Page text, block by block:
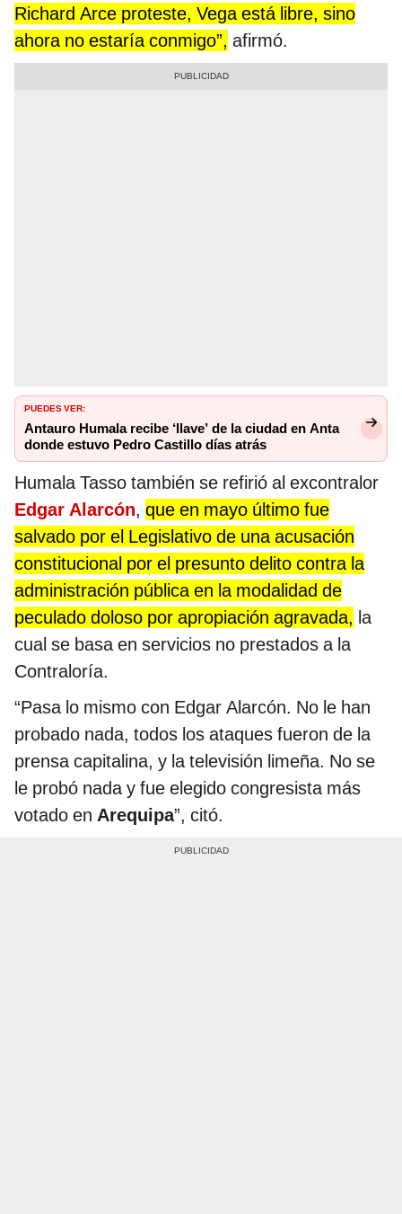
Richard Arce proteste, Vega está libre, sino
ahora no estaría conmigo”, afirmó.
PUEDES VER:
Antauro Humala recibe ‘llave’ de la ciudad en Anta
donde estuvo Pedro Castillo días atrás
Humala Tasso también se refirió al excontralor
Edgar Alarcón, que en mayo último fue
salvado por el Legislativo de una acusación
constitucional por el presunto delito contra la
administración pública en la modalidad de
peculado doloso por apropiación agravada, la
cual se basa en servicios no prestados a la
Contraloría.
“Pasa lo mismo con Edgar Alarcón. No le han
probado nada, todos los ataques fueron de la
prensa capitalina, y la televisión limeña. No se
le probó nada y fue elegido congresista más
votado en Arequipa”, citó.